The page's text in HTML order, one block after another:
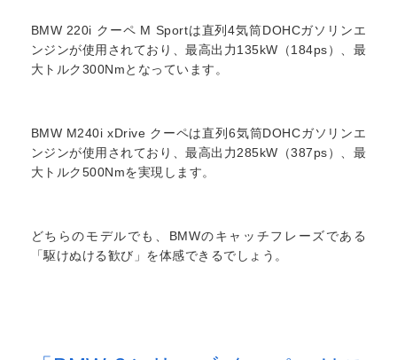
BMW 220i クーペ M Sportは直列4気筒DOHCガソリンエ
ンジンが使用されており、最高出力135kW（184ps）、最
大トルク300Nmとなっています。
BMW M240i xDrive クーペは直列6気筒DOHCガソリンエ
ンジンが使用されており、最高出力285kW（387ps）、最
大トルク500Nmを実現します。
どちらのモデルでも、BMWのキャッチフレーズである
「駆けぬける歓び」を体感できるでしょう。